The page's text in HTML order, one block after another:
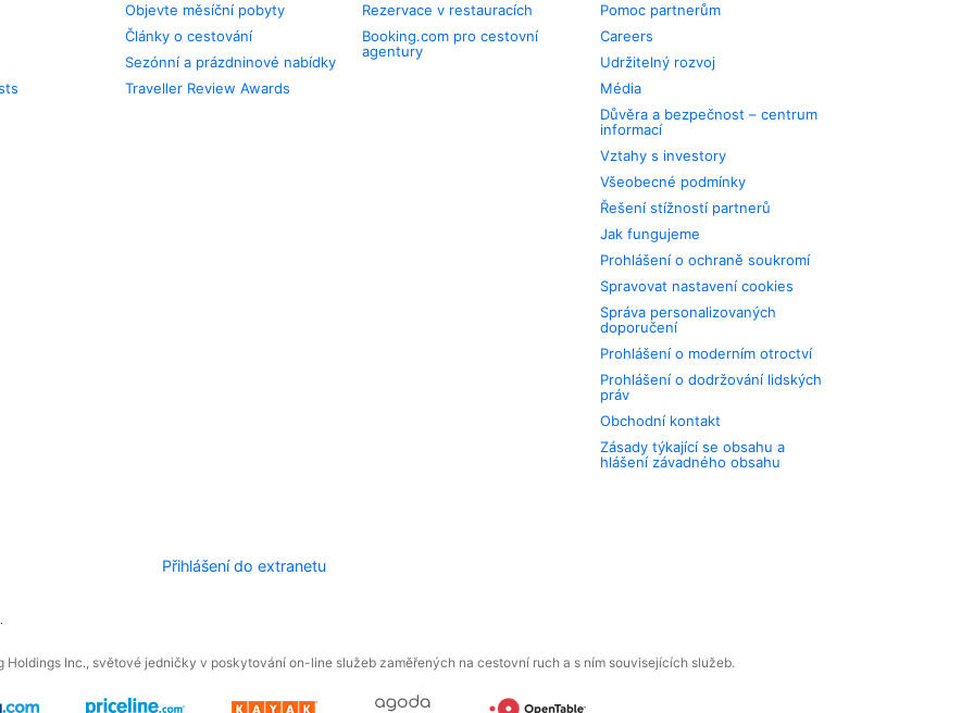
Objevte měsíční pobyty
Články o cestování
Sezónní a prázdninové nabídky
Traveller Review Awards
Rezervace v restauracích
Booking.com pro cestovní
agentury
Pomoc partnerům
Careers
Udržitelný rozvoj
Média
Důvěra a bezpečnost – centrum
informací
Vztahy s investory
Všeobecné podmínky
Řešení stížností partnerů
Jak fungujeme
Prohlášení o ochraně soukromí
Spravovat nastavení cookies
Správa personalizovaných
doporučení
Prohlášení o moderním otroctví
Prohlášení o dodržování lidských
práv
Obchodní kontakt
Zásady týkající se obsahu a
hlášení závadného obsahu
Přihlášení do extranetu
Holdings Inc., světové jedničky v poskytování on-line služeb zaměřených na cestovní ruch a s ním souvisejících služeb.